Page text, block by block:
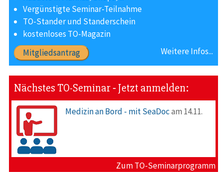
Vergünstigte Seminar-Teilnahme
TO-Stander und Standerschein
kostenloses TO-Magazin
Weitere Infos...
Mitgliedsantrag
Nächstes TO-Seminar ‐ Jetzt anmelden:
Medizin an Bord - mit SeaDocam 14.11.
Zum TO-Seminarprogramm